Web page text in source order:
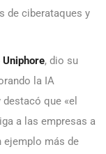
de ciberataques y
, dio su
la IA
que «el
a las empresas a
ejemplo más de